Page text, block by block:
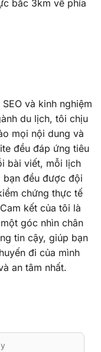
bắc 3km về phía
và kinh nghiệm
du lịch, tôi chịu
mọi nội dung và
đều đáp ứng tiêu
bài viết, mỗi lịch
bạn đều được đội
chứng thực tế
kết của tôi là
góc nhìn chân
tin cậy, giúp bạn
đi của mình
an tâm nhất.